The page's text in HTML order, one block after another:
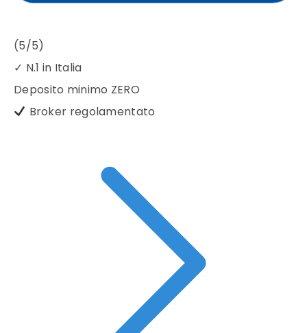
(5/5)
✓ N.1 in Italia
Deposito minimo ZERO
Broker regolamentato